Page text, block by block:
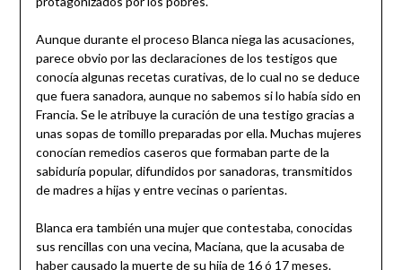
Aunque durante el proceso Blanca niega las acusaciones,
parece obvio por las declaraciones de los testigos que
conocía algunas recetas curativas, de lo cual no se deduce
que fuera sanadora, aunque no sabemos si lo había sido en
Francia. Se le atribuye la curación de una testigo gracias a
unas sopas de tomillo preparadas por ella. Muchas mujeres
conocían remedios caseros que formaban parte de la
sabiduría popular, difundidos por sanadoras, transmitidos
de madres a hijas y entre vecinas o parientas.
Blanca era también una mujer que contestaba, conocidas
sus rencillas con una vecina, Maciana, que la acusaba de
haber causado la muerte de su hija de 16 ó 17 meses.